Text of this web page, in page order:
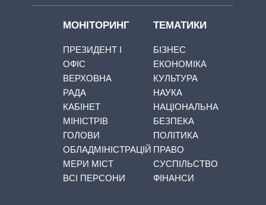
МОНІТОРИНГ
ПРЕЗИДЕНТ І
ОФІС
ВЕРХОВНА
РАДА
КАБІНЕТ
МІНІСТРІВ
ГОЛОВИ
ОБЛАДМІНІСТРАЦІЙ
МЕРИ МІСТ
ВСІ ПЕРСОНИ
ТЕМАТИКИ
БІЗНЕС
ЕКОНОМІКА
КУЛЬТУРА
НАУКА
НАЦІОНАЛЬНА
БЕЗПЕКА
ПОЛІТИКА
ПРАВО
СУСПІЛЬСТВО
ФІНАНСИ